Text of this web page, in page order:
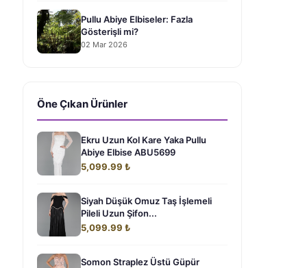
Pullu Abiye Elbiseler: Fazla
Gösterişli mi?
02 Mar 2026
Öne Çıkan Ürünler
Ekru Uzun Kol Kare Yaka Pullu
Abiye Elbise ABU5699
5,099.99 ₺
Siyah Düşük Omuz Taş İşlemeli
Pileli Uzun Şifon...
5,099.99 ₺
Somon Straplez Üstü Güpür